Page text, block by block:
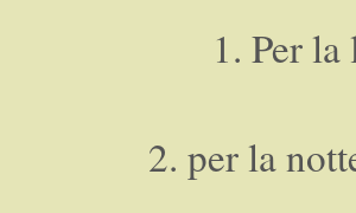
1. Per
2. per la